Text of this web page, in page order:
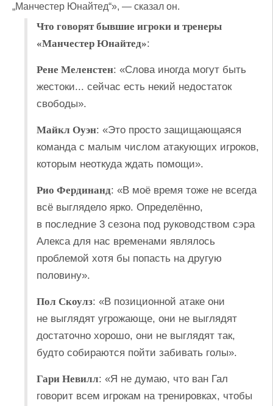
„Манчестер Юнайтед“», — сказал он.
Что говорят бывшие игроки и тренеры
«Манчестер Юнайтед»:
Рене Меленстен: «Слова иногда могут быть
жестоки... сейчас есть некий недостаток
свободы».
Майкл Оуэн: «Это просто защищающаяся
команда с малым числом атакующих игроков,
которым неоткуда ждать помощи».
Рио Фердинанд: «В моё время тоже не всегда
всё выглядело ярко. Определённо,
в последние 3 сезона под руководством сэра
Алекса для нас временами являлось
проблемой хотя бы попасть на другую
половину».
Пол Скоулз: «В позиционной атаке они
не выглядят угрожающе, они не выглядят
достаточно хорошо, они не выглядят так,
будто собираются пойти забивать голы».
Гари Невилл: «Я не думаю, что ван Гал
говорит всем игрокам на тренировках, чтобы